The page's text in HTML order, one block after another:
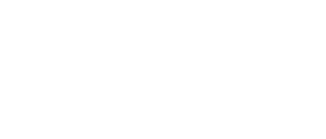
郵便、電話、およびＥメール等により、当
め、また維持管理等の委託業務遂行のため